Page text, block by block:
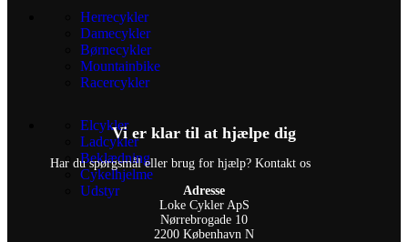
Herrecykler
Damecykler
Børnecykler
Mountainbike
Racercykler
Elcykler
Ladcykler
Beklædning
Cykelhjelme
Udstyr
Vi er klar til at hjælpe dig
Har du spørgsmål eller brug for hjælp? Kontakt os
Adresse
Loke Cykler ApS
Nørrebrogade 10
2200 København N